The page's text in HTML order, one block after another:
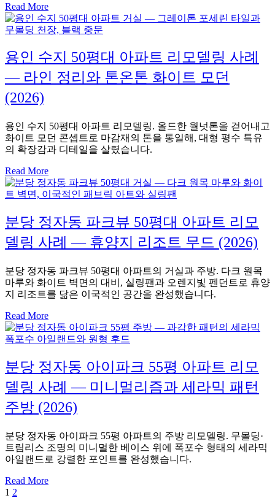
Read More
용인 수지 50평대 아파트 리모델링 사례
— 라인 정리와 톤온톤 화이트 모던
(2026)
용인 수지 50평대 아파트 리모델링. 올드한 월넛톤을 걷어내고
화이트 모던 콘셉트로 마감재의 톤을 통일해, 대형 평수 특유
의 확장감과 디테일을 살렸습니다.
Read More
분당 정자동 파크뷰 50평대 아파트 리모
델링 사례 — 휴양지 리조트 무드 (2026)
분당 정자동 파크뷰 50평대 아파트의 거실과 주방. 다크 원목
마루와 화이트 벽면의 대비, 실링팬과 오렌지빛 펜던트로 휴양
지 리조트를 닮은 이국적인 공간을 완성했습니다.
Read More
분당 정자동 아이파크 55평 아파트 리모
델링 사례 — 미니멀리즘과 세라믹 패턴
주방 (2026)
분당 정자동 아이파크 55평 아파트의 주방 리모델링. 무몰딩·
트림리스 조명의 미니멀한 베이스 위에 폭포수 형태의 세라믹
아일랜드로 강렬한 포인트를 완성했습니다.
Read More
Posts
1 2